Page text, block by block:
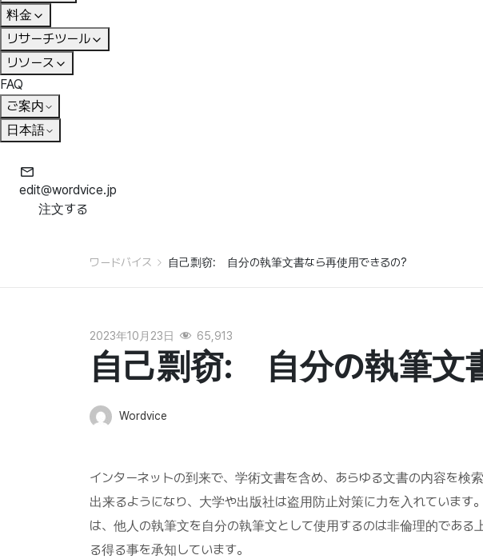
料金
リサーチツール
リソース
FAQ
ご案内
日本語
edit@wordvice.jp
注文する
ワードバイス 自己剽窃: 自分の執筆文書なら再使用できるの?
2023年10月23日 65,913
自己剽窃: 自分の執筆文
Wordvice
インターネットの到来で、学術文書を含め、あらゆる文書の内容を検
出来るようになり、大学や出版社は盗用防止対策に力を入れています
は、他人の執筆文を自分の執筆文として使用するのは非倫理的である
る得る事を承知しています。